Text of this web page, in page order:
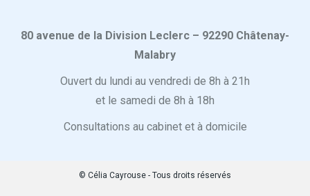
80 avenue de la Division Leclerc – 92290 Châtenay-
Malabry
Ouvert du lundi au vendredi de 8h à 21h
et le samedi de 8h à 18h
Consultations au cabinet et à domicile
© Célia Cayrouse - Tous droits réservés